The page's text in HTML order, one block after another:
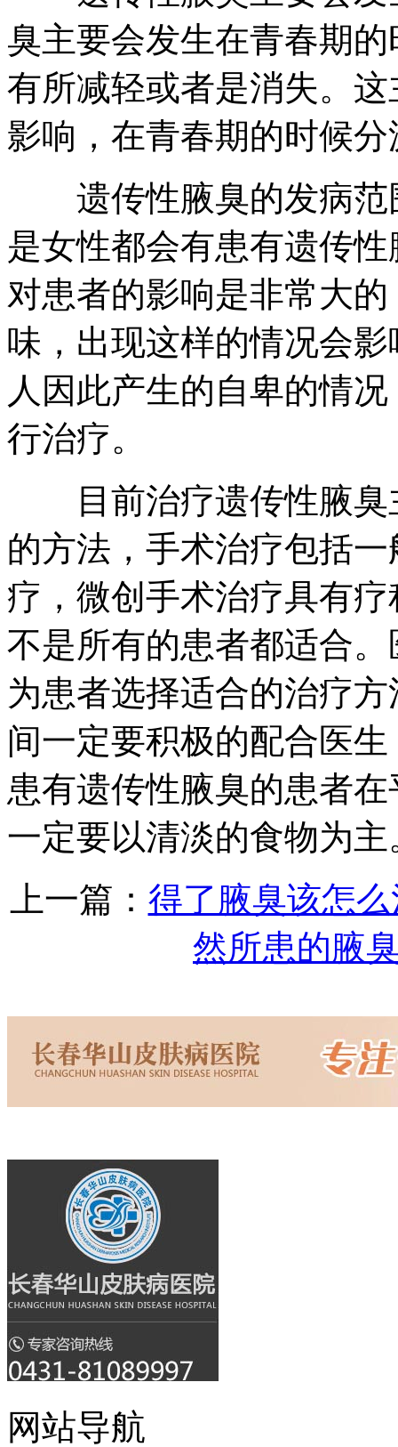
臭主要会发生在青春期
有所减轻或者是消失。
影响，在青春期的时候
遗传性腋臭的发病范
是女性都会有患有遗传
对患者的影响是非常大
味，出现这样的情况会
人因此产生的自卑的情
行治疗。
目前治疗遗传性腋臭
的方法，手术治疗包括
疗，微创手术治疗具有
不是所有的患者都适合
为患者选择适合的治疗
间一定要积极的配合医
患有遗传性腋臭的患者
一定要以清淡的食物为主
上一篇： 得了腋臭该怎
然所患的腋
网站导航